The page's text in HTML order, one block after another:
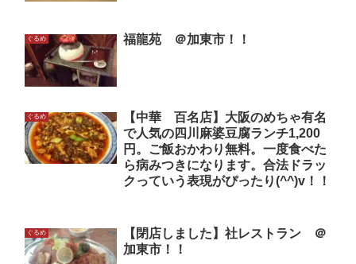
ぐるめ 福龍苑 ＠加東市！！
ぐるめ
【中華 百名店】大阪のめちゃ有名
で人気の四川麻婆豆腐ランチ1,200
円。ご飯おかわり無料。一度食べた
ら病みつきになります。合法ドラッ
クっていう表現がぴったり(^^)v！！
ぐるめ
【閉店しました】社レストラン ＠
加東市！！